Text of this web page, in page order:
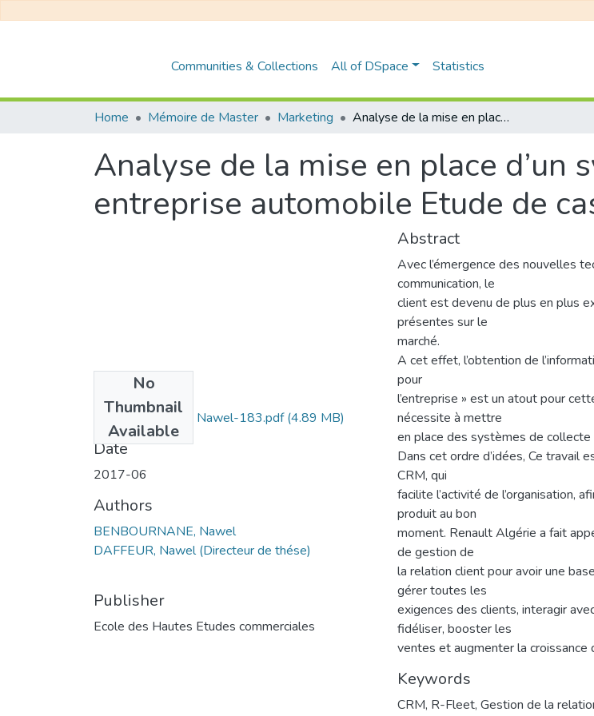
Communities & Collections All of DSpace Statistics
Home Mémoire de Master Marketing Analyse de la mise en place d’un système CRM dans une entreprise automobile Etude de cas: Renault Algérie
Analyse de la mise en place d’un
entreprise automobile Etude de
No
Thumbnail
Available
BENBOURNANE Nawel-183.pdf(4.89 MB)
Date
2017-06
Authors
BENBOURNANE, Nawel
DAFFEUR, Nawel (Directeur de thése)
Publisher
Ecole des Hautes Etudes commerciales
Abstract
Avec l’émergence des nouvelles
communication, le
client est devenu de plus en plus
présentes sur le
marché.
A cet effet, l’obtention de
pour
l’entreprise » est un atout pour
nécessite à mettre
en place des systèmes de
Dans cet ordre d’idées, Ce travail
CRM, qui
facilite l’activité de l’organisation,
produit au bon
moment. Renault Algérie a fait
de gestion de
la relation client pour avoir une
gérer toutes les
exigences des clients, interagir
fidéliser, booster les
ventes et augmenter la croissance
Keywords
CRM, R-Fleet, Gestion de la